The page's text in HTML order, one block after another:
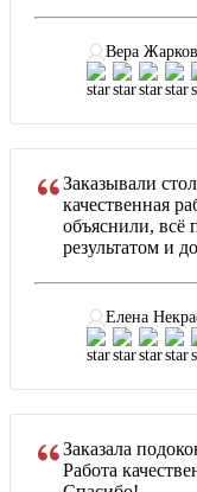
Вера
Заказывали
качественная
объяснили, всё
результатом и
Елена
Заказала
Работа